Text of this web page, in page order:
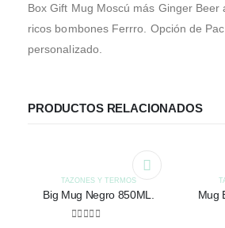
Box Gift Mug Moscú más Ginger Beer
ricos bombones Ferrro. Opción de
personalizado.
PRODUCTOS RELACIONADOS
TAZONES Y TERMOS
Big Mug Negro 850ML. Mug